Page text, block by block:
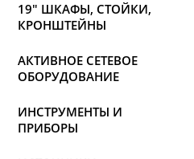
19" ШКАФЫ, СТОЙКИ,
КРОНШТЕЙНЫ
АКТИВНОЕ СЕТЕВОЕ
ОБОРУДОВАНИЕ
ИНСТРУМЕНТЫ И
ПРИБОРЫ